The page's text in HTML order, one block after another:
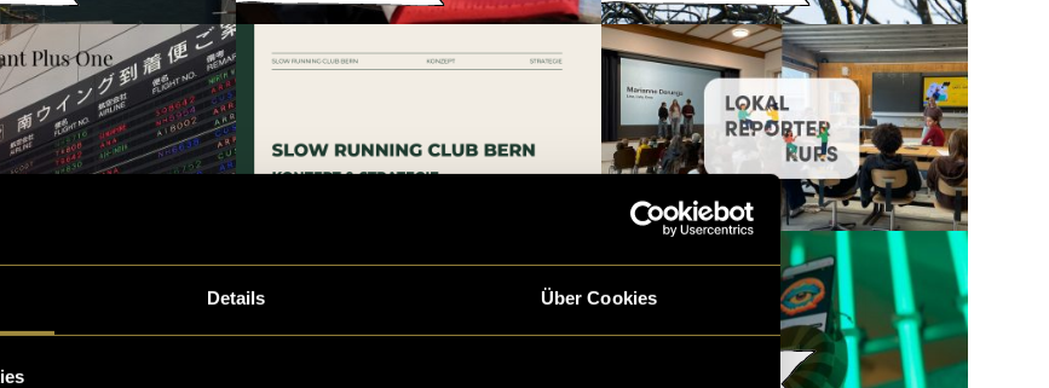
Details Über Cookies